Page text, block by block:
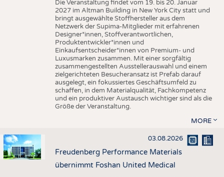
Die Veranstaltung findet vom 19. bis 20. Januar
2027 im Altman Building in New York City statt und
bringt ausgewählte Stoffhersteller aus dem
Netzwerk der Supima-Mitglieder mit erfahrenen
Designer*innen, Stoffverantwortlichen,
Produktentwickler*innen und
Einkaufsentscheider*innen von Premium- und
Luxusmarken zusammen. Mit einer sorgfältig
zusammengestellten Ausstellerauswahl und einem
zielgerichteten Besucheransatz ist Prefab darauf
ausgelegt, ein fokussiertes Geschäftsumfeld zu
schaffen, in dem Materialqualität, Fachkompetenz
und ein produktiver Austausch wichtiger sind als die
Größe der Veranstaltung.
MORE
03.08.2026
Freudenberg Performance Materials
übernimmt Foshan United Medical